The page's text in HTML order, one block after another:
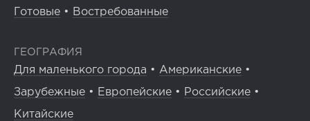
Готовые • Востребованные
ГЕОГРАФИЯ
Для маленького города • Американские •
Зарубежные • Европейские • Российские •
Китайские